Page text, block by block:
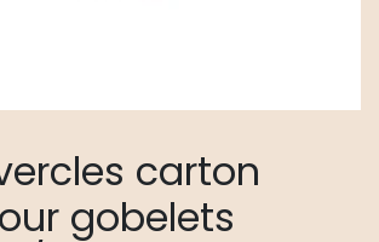
carton
gobelets